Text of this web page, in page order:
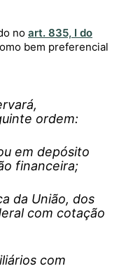
no art. 835, I do
bem preferencial
ordem:
em depósito
financeira;
da União, dos
com cotação
com